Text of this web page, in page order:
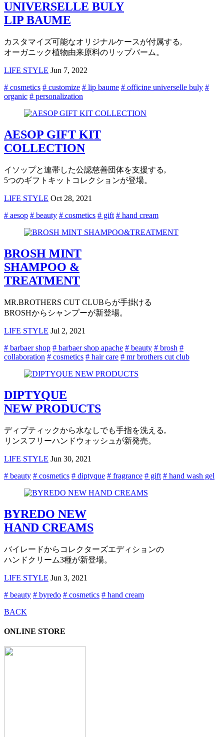
UNIVERSELLE BULY
LIP BAUME
カスタマイズ可能なオリジナルケースが付属する,
オーガニック植物由来原料のリップバーム。
LIFE STYLE Jun 7, 2022
# cosmetics # customize # lip baume # officine universelle buly #
organic # personalization
AESOP GIFT KIT
COLLECTION
イソップと連帯した公認慈善団体を支援する,
5つのギフトキットコレクションが登場。
LIFE STYLE Oct 28, 2021
# aesop # beauty # cosmetics # gift # hand cream
BROSH MINT
SHAMPOO &
TREATMENT
MR.BROTHERS CUT CLUBらが手掛ける
BROSHからシャンプーが新登場。
LIFE STYLE Jul 2, 2021
# barbaer shop # barbaer shop apache # beauty # brosh #
collaboration # cosmetics # hair care # mr brothers cut club
DIPTYQUE
NEW PRODUCTS
ディプティックから水なしでも手指を洗える,
リンスフリーハンドウォッシュが新発売。
LIFE STYLE Jun 30, 2021
# beauty # cosmetics # diptyque # fragrance # gift # hand wash gel
BYREDO NEW
HAND CREAMS
バイレードからコレクターズエディションの
ハンドクリーム3種が新登場。
LIFE STYLE Jun 3, 2021
# beauty # byredo # cosmetics # hand cream
BACK
ONLINE STORE